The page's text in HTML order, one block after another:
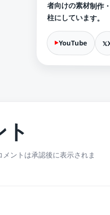
者向けの素材制作
柱にしています。
YouTube
ントは承認後に表示されま